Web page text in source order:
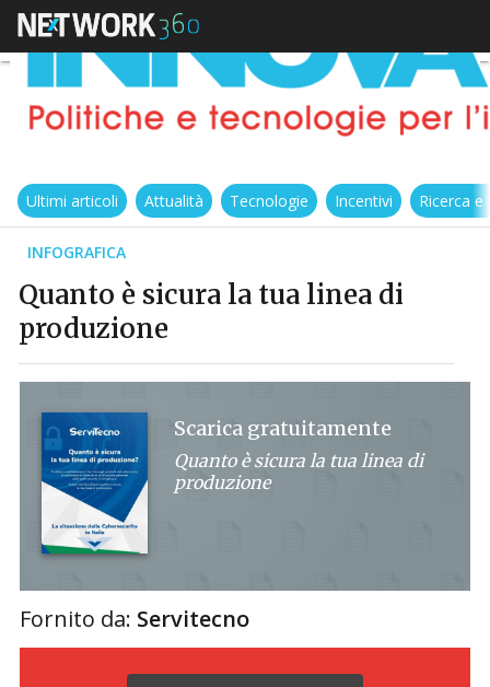
Ultimi articoli Attualità Tecnologie Incentivi Ricerca
INFOGRAFICA
Quanto è sicura la tua linea di
produzione
Scarica gratuitamente
Quanto è sicura la tua linea di
produzione
Fornito da: Servitecno